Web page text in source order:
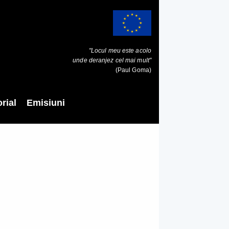
"Locul meu este acolo
unde deranjez cel mai mult"
(Paul Goma)
Emisiuni